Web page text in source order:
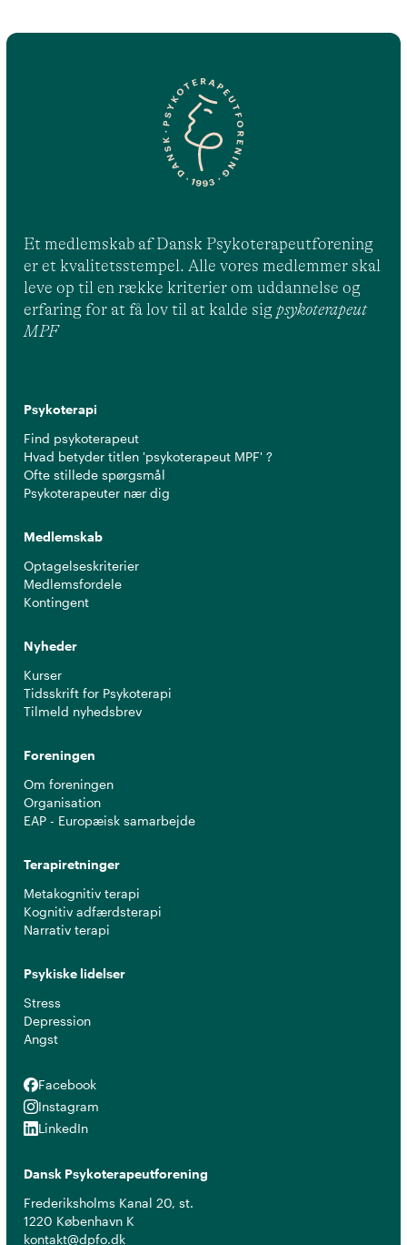
Et medlemskab af Dansk Psykoterapeutforening
er et kvalitetsstempel. Alle vores medlemmer skal
leve op til en række kriterier om uddannelse og
erfaring for at få lov til at kalde sig psykoterapeut
MPF
Psykoterapi
Find psykoterapeut
Hvad betyder titlen 'psykoterapeut MPF' ?
Ofte stillede spørgsmål
Psykoterapeuter nær dig
Medlemskab
Optagelseskriterier
Medlemsfordele
Kontingent
Nyheder
Kurser
Tidsskrift for Psykoterapi
Tilmeld nyhedsbrev
Foreningen
Om foreningen
Organisation
EAP - Europæisk samarbejde
Terapiretninger
Metakognitiv terapi
Kognitiv adfærdsterapi
Narrativ terapi
Psykiske lidelser
Stress
Depression
Angst
Facebook
Facebook
Instagram
Instagram
LinkedIn
LinkedIn
Dansk Psykoterapeutforening
Frederiksholms Kanal 20, st.
1220 København K
kontakt@dpfo.dk